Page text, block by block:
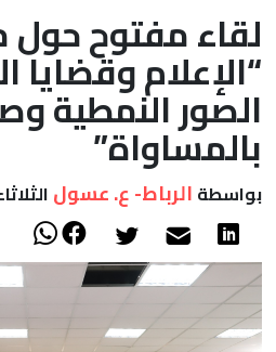
لقاء مفتوح
“الإعلام وقضايا
الصور النمطية
بالمساواة”
بواسطة الرباط- ع. عسولالثلاثاء 12 مايو, 2026